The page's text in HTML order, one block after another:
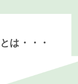
は・・・